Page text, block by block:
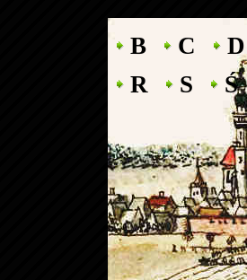
B C D
R
S Ś